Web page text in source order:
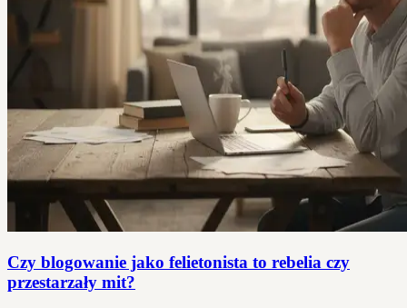
Czy blogowanie jako felietonista to rebelia czy
przestarzały mit?